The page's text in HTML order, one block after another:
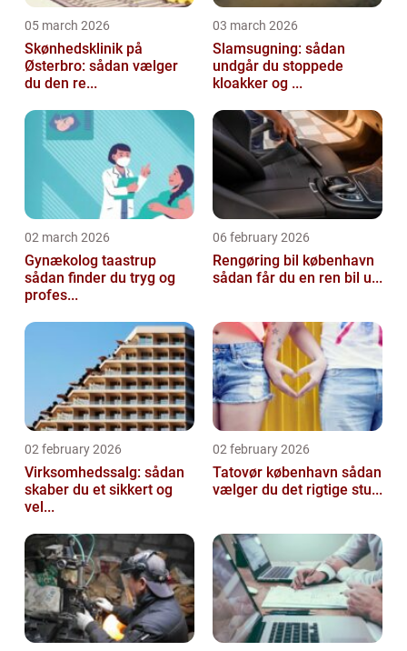
05 march 2026
Skønhedsklinik på
Østerbro: sådan vælger
du den re...
03 march 2026
Slamsugning: sådan
undgår du stoppede
kloakker og ...
02 march 2026
Gynækolog taastrup
sådan finder du tryg og
profes...
06 february 2026
Rengøring bil københavn
sådan får du en ren bil u...
02 february 2026
Virksomhedssalg: sådan
skaber du et sikkert og
vel...
02 february 2026
Tatovør københavn sådan
vælger du det rigtige stu...